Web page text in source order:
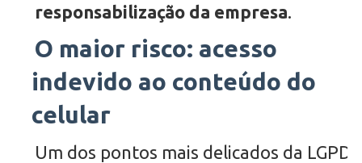
responsabilização da empresa.
O maior risco: acesso
indevido ao conteúdo do
celular
Um dos pontos mais delicados da LGPD